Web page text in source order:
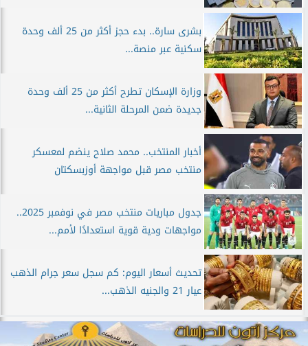
بشرى سارة.. بدء حجز أكثر من 25 ألف وحدة
سكنية عبر منصة...
وزارة الإسكان تطرح أكثر من 25 ألف وحدة
جديدة ضمن المرحلة الثانية...
أخبار المنتخب.. محمد صلاح ينضم لمعسكر
منتخب مصر قبل مواجهة أوزبسكتان
جدول مباريات منتخب مصر في نوفمبر 2025..
مواجهات ودية قوية استعدادًا لأمم...
تحديث أسعار اليوم: كم سجل سعر جرام الذهب
عيار 21 والجنيه الذهب...